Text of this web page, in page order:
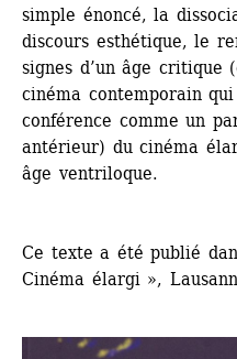
simple énoncé, la
discours esthétique, le
signes d’un âge critique
cinéma contemporain
conférence comme un
antérieur) du cinéma
âge ventriloque.
Ce texte a été publié
Cinéma élargi »,